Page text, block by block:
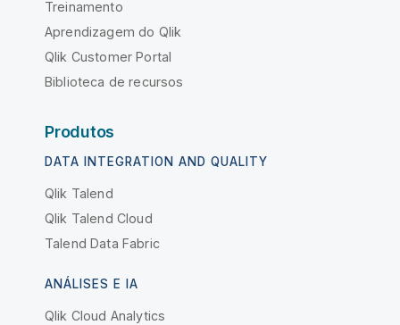
Treinamento
Aprendizagem do Qlik
Qlik Customer Portal
Biblioteca de recursos
Produtos
DATA INTEGRATION AND QUALITY
Qlik Talend
Qlik Talend Cloud
Talend Data Fabric
ANÁLISES E IA
Qlik Cloud Analytics